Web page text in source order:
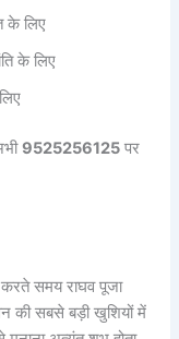
के लिए
के लिए
9525256125 पर
समय राघव पूजा
की सबसे बड़ी खुशियों में